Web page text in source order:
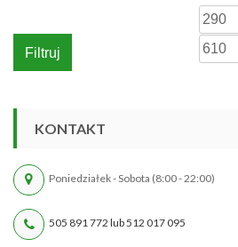
Cena
min
Filtruj
KONTAKT
Poniedziałek - Sobota (8:00 - 22:00)
505 891 772 lub 512 017 095